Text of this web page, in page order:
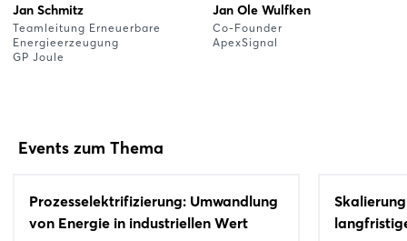
Jan Schmitz
Teamleitung Erneuerbare
Energieerzeugung
GP Joule
Jan Ole Wulfken
Co-Founder
ApexSignal
Events zum Thema
Prozesselektrifizierung: Umwandlung
von Energie in industriellen Wert